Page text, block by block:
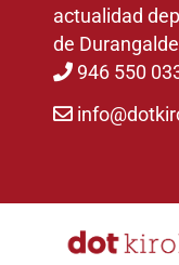
actualidad
de
946 550